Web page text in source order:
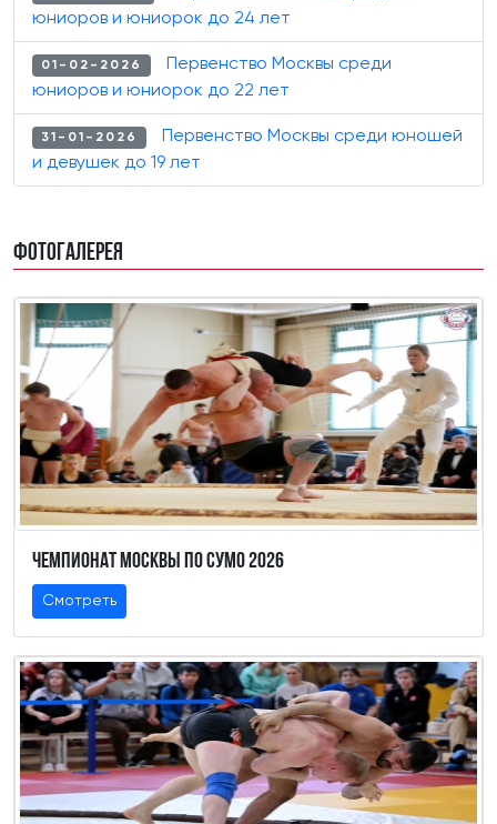
юниоров и юниорок до 24 лет
01-02-2026
Первенство Москвы среди
юниоров и юниорок до 22 лет
31-01-2026
Первенство Москвы среди юношей
и девушек до 19 лет
Фотогалерея
Чемпионат Москвы по Сумо 2026
Смотреть